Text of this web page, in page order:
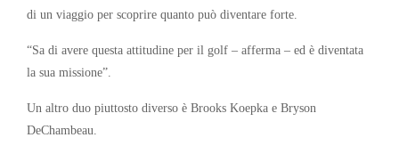
di un viaggio per scoprire quanto può diventare forte.
“Sa di avere questa attitudine per il golf – afferma – ed è diventata
la sua missione”.
Un altro duo piuttosto diverso è Brooks Koepka e Bryson
DeChambeau.